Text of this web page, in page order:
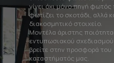
γίνει όχι μόνο πηγή φωτός
φωτίζει το σκοτάδι, αλλά
διακοσμητικό στοιχείο.
Μοντέλα άριστης
εντυπωσιακού
βρείτε στην προσφορά του
καταστήματός μας.